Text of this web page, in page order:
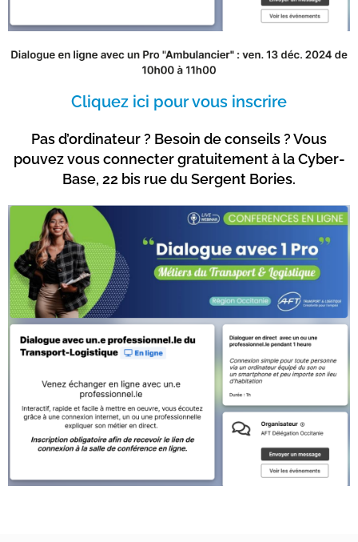
Cliquez ici pour vous inscrire
Pas d’ordinateur ? Besoin de conseils ? Vous
pouvez vous connecter gratuitement à la Cyber-
Base, 22 bis rue du Sergent Bories.